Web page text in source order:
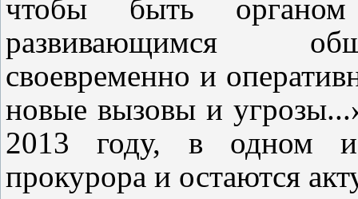
чтобы быть
развивающимся
своевременно и
новые вызовы и
2013 году, в одном из
прокурора и остаются